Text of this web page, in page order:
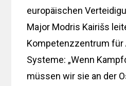
europäischen
Major Modris Kairišs
Kompetenzzentrum für
Systeme: „Wenn
müssen wir sie an der